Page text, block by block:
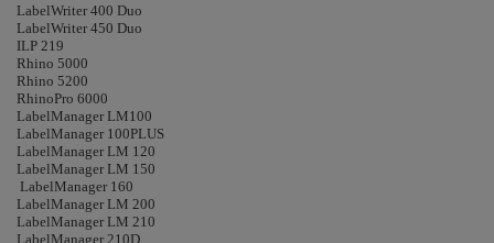
LabelWriter 400 Duo
LabelWriter 450 Duo
ILP 219
Rhino 5000
Rhino 5200
RhinoPro 6000
LabelManager LM100
LabelManager 100PLUS
LabelManager LM 120
LabelManager LM 150
LabelManager 160
LabelManager LM 200
LabelManager LM 210
LabelManager 210D